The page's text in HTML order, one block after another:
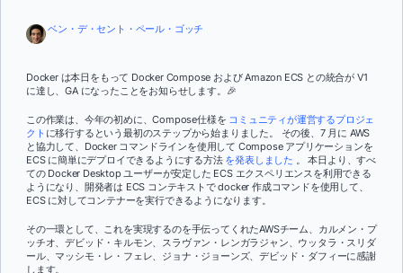
サインイン
ベン・デ・セント・ペール・ゴッチ
Docker は本日をもって Docker Compose および Amazon ECS との統合が V1
に達し、GA になったことをお知らせします。🎉
この作業は、今年の初めに、Compose仕様を コミュニティが運営するプロジェ
クト に移行するという最初のステップから始まりました。 その後、7 月に AWS
と協力して、Docker コマンドラインを使用して Compose アプリケーションを
ECS に簡単にデプロイできるようにする方法 を発表しました 。 本日より、すべ
ての Docker Desktop ユーザーが安定した ECS エクスペリエンスを利用できる
ようになり、開発者は ECS コンテキストで docker 作成コマンドを使用して、
ECS に対してコンテナーを実行できるようになります。
その一環として、これを実現するのを手伝ってくれたAWSチーム、カルメン・プ
ッチオ、デビッド・キルモン、スラヴァン・レンガラジャン、ウッタラ・スリダ
ール、マッシモ・レ・フェレ、ジョナ・ジョーンズ、デビッド・ダフィーに感謝
します。